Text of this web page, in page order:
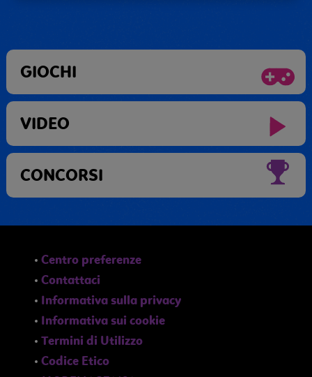
GIOCHI
VIDEO
CONCORSI
Centro preferenze
Contattaci
Informativa sulla privacy
Informativa sui cookie
Termini di Utilizzo
Codice Etico